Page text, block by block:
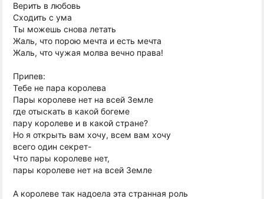
Верить в любовь
Сходить с ума
Ты можешь снова летать
Жаль, что порою мечта и есть мечта
Жаль, что чужая молва вечно права!
Припев:
Тебе не пара королева
Пары королеве нет на всей Земле
где отыскать в какой богеме
пару королеве и в какой стране?
Но я открыть вам хочу, всем вам хочу
всего один секрет-
Что пары королеве нет,
пары королеве нет на всей Земле
А королеве так надоела эта странная роль